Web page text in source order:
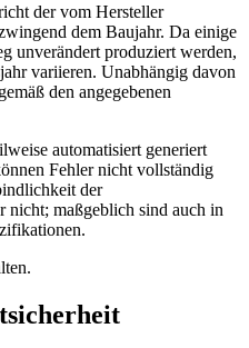
der vom Hersteller
dem Baujahr. Da einige
unverändert produziert werden,
variieren. Unabhängig davon
den angegebenen
automatisiert generiert
Fehler nicht vollständig
der
nicht; maßgeblich sind auch in